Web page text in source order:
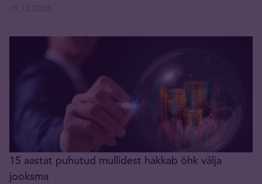
15 aastat puhutud mullidest hakkab õhk välja
jooksma